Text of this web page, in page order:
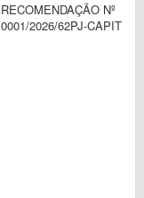
RECOMENDAÇÃO Nº
0001/2026/62PJ-CAPIT